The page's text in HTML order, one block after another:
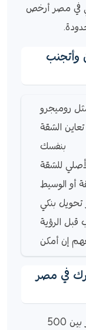
في مصر أرخص
روميجرو
الشقة
بنفسك
للشقة
أو الوسيط
تحويل بنكي
الرؤية
إن أمكن
في مصر
تتراوح أسعار الغرفة في سكن مشترك بمصر بين 500